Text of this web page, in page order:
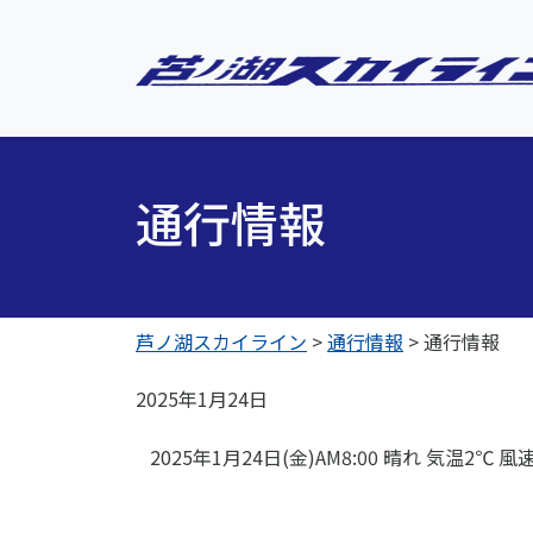
通行情報
芦ノ湖スカイライン >通行情報 >通行情報
2025年1月24日
2025年1月24日(金)AM8:00 晴れ 気温2℃ 風